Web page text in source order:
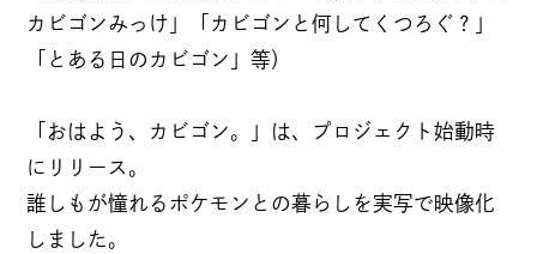
パートナー募集
CONTACT
お仕事のご依頼・ご相談
その他お問い合わせ
倫理憲章
カビゴンみっけ」「カビゴンと何してくつろぐ？」
「とある日のカビゴン」等）
「おはよう、カビゴン。」は、プロジェクト始動時
にリリース。
誰しもが憧れるポケモンとの暮らしを実写で映像化
しました。